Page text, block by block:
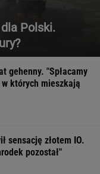
Polski.
gehenny. "Spłacamy
których mieszkają
sensację złotem IO.
pozostał"